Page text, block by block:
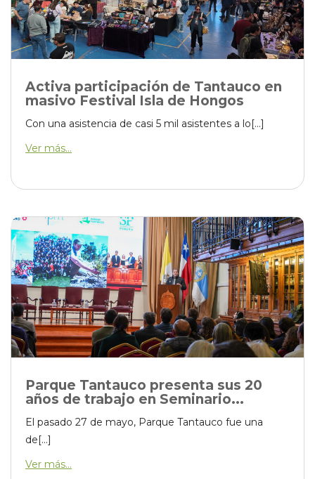
Activa participación de Tantauco en
masivo Festival Isla de Hongos
Con una asistencia de casi 5 mil asistentes a lo[...]
Ver más...
Parque Tantauco presenta sus 20
años de trabajo en Seminario...
El pasado 27 de mayo, Parque Tantauco fue una
de[...]
Ver más...